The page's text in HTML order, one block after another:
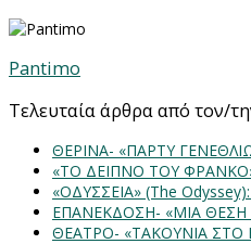
Pantimo
Τελευταία άρθρα από τον/
ΘΕΡΙΝΑ- «ΠΑΡΤΥ
«ΤΟ ΔΕΙΠΝΟ ΤΟΥ
«ΟΔΥΣΣΕΙΑ» (The
ΕΠΑΝΕΚΔΟΣΗ- «ΜΙΑ ΘΕΣΗ
ΘΕΑΤΡΟ- «ΤΑΚΟΥΝΙΑ ΣΤΟ